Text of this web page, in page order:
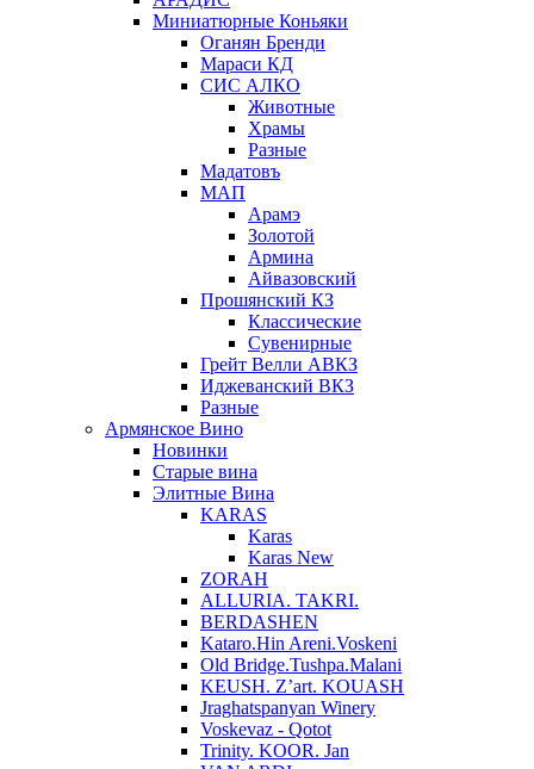
Миниатюрные Коньяки
Оганян Бренди
Мараси КД
СИС АЛКО
Животные
Храмы
Разные
Мадатовъ
МАП
Арамэ
Золотой
Армина
Айвазовский
Прошянский КЗ
Классические
Сувенирные
Грейт Велли АВКЗ
Иджеванский ВКЗ
Разные
Армянское Вино
Новинки
Старые вина
Элитные Вина
KARAS
Karas
Karas New
ZORAH
ALLURIA. TAKRI.
BERDASHEN
Kataro.Hin Areni.Voskeni
Old Bridge.Tushpa.Malani
KEUSH. Z’art. KOUASH
Jraghatspanyan Winery
Voskevaz - Qotot
Trinity. KOOR. Jan